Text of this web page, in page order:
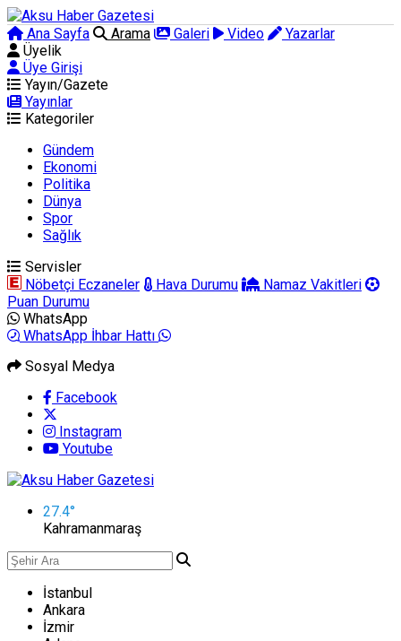
Ana Sayfa Arama Galeri Video
Yazarlar
Üyelik
Üye Girişi
Yayın/Gazete
Yayınlar
Kategoriler
Gündem
Ekonomi
Politika
Dünya
Spor
Sağlık
Servisler
Nöbetçi Eczaneler
Hava Durumu
Namaz Vakitleri
Puan Durumu
WhatsApp
WhatsApp İhbar Hattı
Sosyal Medya
Facebook
Instagram
Youtube
27.4°
Kahramanmaraş
İstanbul
Ankara
İzmir